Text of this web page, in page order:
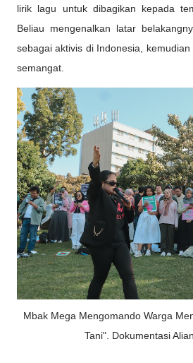
lirik lagu untuk dibagikan kepada
Beliau mengenalkan latar
sebagai aktivis di Indonesia,
semangat.
Mbak Mega Mengomando Warga
Tani". Dokumentasi